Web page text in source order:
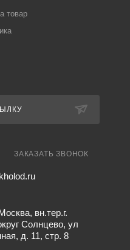
товар
ЗАКАЗАТЬ ЗВОНОК
вн.тер.г.
Солнцево, ул
д. 11, стр. 8